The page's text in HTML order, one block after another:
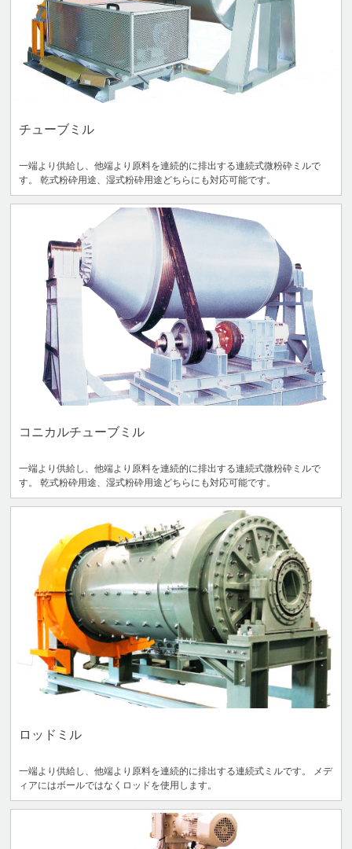
チューブミル
一端より供給し、他端より原料を連続的に排出する連続式微粉砕ミルで
す。 乾式粉砕用途、湿式粉砕用途どちらにも対応可能です。
コニカルチューブミル
一端より供給し、他端より原料を連続的に排出する連続式微粉砕ミルで
す。 乾式粉砕用途、湿式粉砕用途どちらにも対応可能です。
ロッドミル
一端より供給し、他端より原料を連続的に排出する連続式ミルです。 メデ
ィアにはボールではなくロッドを使用します。